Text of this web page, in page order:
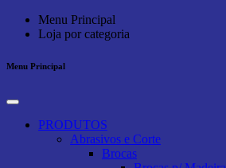
Menu Principal
Loja por categoria
Menu Principal
PRODUTOS
Abrasivos e Corte
Brocas